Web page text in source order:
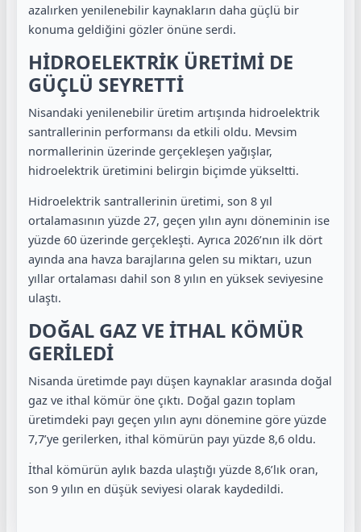
azalırken yenilenebilir kaynakların daha güçlü bir
konuma geldiğini gözler önüne serdi.
HİDROELEKTRİK ÜRETİMİ DE
GÜÇLÜ SEYRETTİ
Nisandaki yenilenebilir üretim artışında hidroelektrik
santrallerinin performansı da etkili oldu. Mevsim
normallerinin üzerinde gerçekleşen yağışlar,
hidroelektrik üretimini belirgin biçimde yükseltti.
Hidroelektrik santrallerinin üretimi, son 8 yıl
ortalamasının yüzde 27, geçen yılın aynı döneminin ise
yüzde 60 üzerinde gerçekleşti. Ayrıca 2026’nın ilk dört
ayında ana havza barajlarına gelen su miktarı, uzun
yıllar ortalaması dahil son 8 yılın en yüksek seviyesine
ulaştı.
DOĞAL GAZ VE İTHAL KÖMÜR
GERİLEDİ
Nisanda üretimde payı düşen kaynaklar arasında doğal
gaz ve ithal kömür öne çıktı. Doğal gazın toplam
üretimdeki payı geçen yılın aynı dönemine göre yüzde
7,7’ye gerilerken, ithal kömürün payı yüzde 8,6 oldu.
İthal kömürün aylık bazda ulaştığı yüzde 8,6’lık oran,
son 9 yılın en düşük seviyesi olarak kaydedildi.